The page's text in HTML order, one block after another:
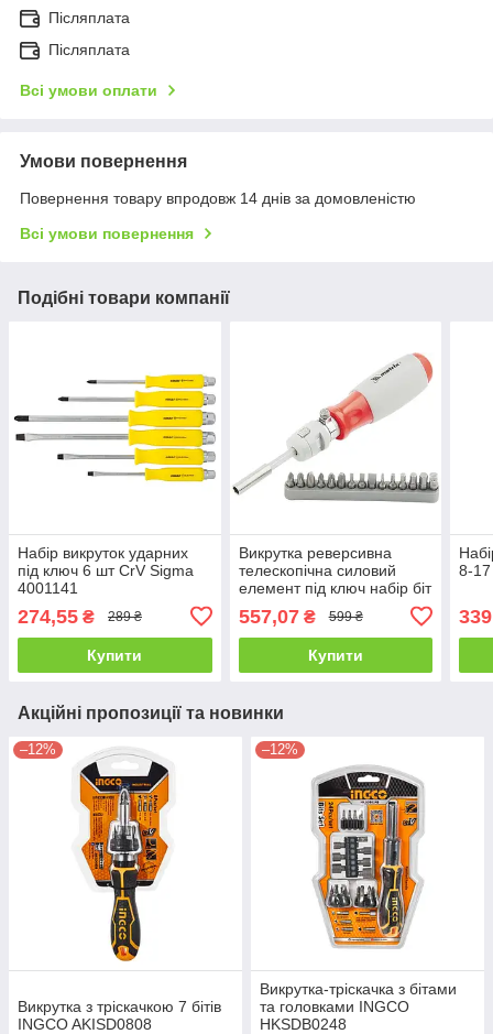
Післяплата
Післяплата
Всі умови оплати
Умови повернення
Повернення товару впродовж 14 днів за домовленістю
Всі умови повернення
Подібні товари компанії
Набір викруток ударних
під ключ 6 шт CrV Sigma
4001141
274,55 ₴ 289 ₴
Купити
Викрутка реверсивна
телескопічна силовий
елемент під ключ набір біт
557,07₴ 599 ₴
Купити
8-
Акційні пропозиції та новинки
–12%
Викрутка з тріскачкою 7 бітів
INGCO AKISD0808
–12%
Викрутка-тріскачка з бітами
та головками INGCO
HKSDB0248